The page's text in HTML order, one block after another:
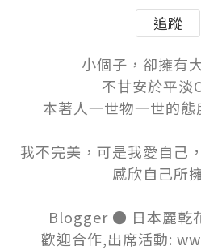
追蹤
小個子，卻擁有
不甘安於平淡
本著人一世物一世的態
我不完美，可是我愛自己
感欣自己所
Blogger ● 日本麗乾
歡迎合作,出席活動: